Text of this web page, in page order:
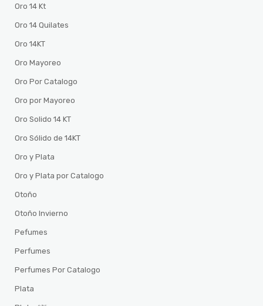
Oro 14 Kt
Oro 14 Quilates
Oro 14KT
Oro Mayoreo
Oro Por Catalogo
Oro por Mayoreo
Oro Solido 14 KT
Oro Sólido de 14KT
Oro y Plata
Oro y Plata por Catalogo
Otoño
Otoño Invierno
Pefumes
Perfumes
Perfumes Por Catalogo
Plata